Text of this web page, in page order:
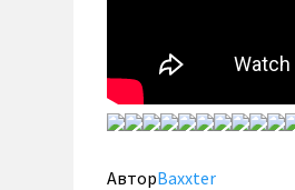
АвторBaxxter